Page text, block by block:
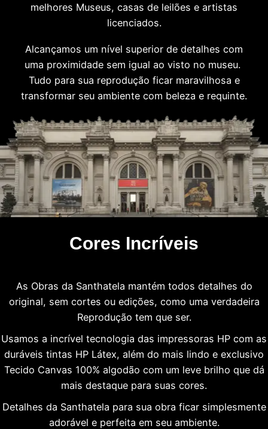
melhores Museus, casas de leilões e artistas
licenciados.
Alcançamos um nível superior de detalhes com
uma proximidade sem igual ao visto no museu.
Tudo para sua reprodução ficar maravilhosa e
transformar seu ambiente com beleza e requinte.
Cores Incríveis
As Obras da Santhatela mantém todos detalhes do
original, sem cortes ou edições, como uma verdadeira
Reprodução tem que ser.
Usamos a incrível tecnologia das impressoras HP com as
duráveis tintas HP Látex, além do mais lindo e exclusivo
Tecido Canvas 100% algodão com um leve brilho que dá
mais destaque para suas cores.
Detalhes da Santhatela para sua obra ficar simplesmente
adorável e perfeita em seu ambiente.